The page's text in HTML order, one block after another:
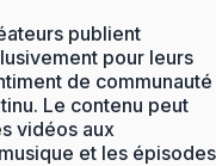
publient
pour leurs
de communauté
Le contenu peut
vidéos aux
et les épisodes